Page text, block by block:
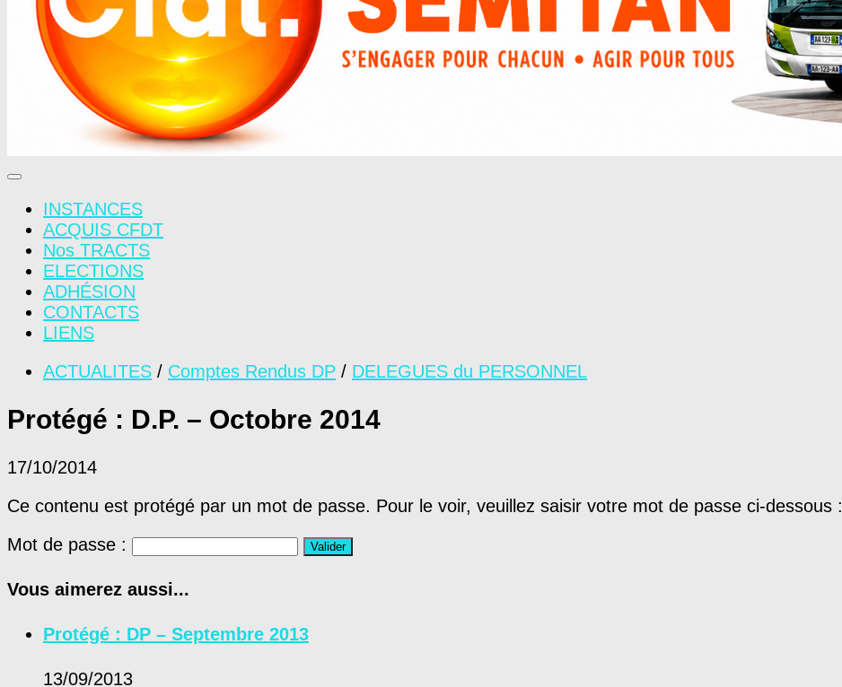
INSTANCES
ACQUIS CFDT
Nos TRACTS
ELECTIONS
ADHÉSION
CONTACTS
LIENS
ACTUALITES / Comptes Rendus DP / DELEGUES du PERSONNEL
Protégé : D.P. – Octobre 2014
17/10/2014
Ce contenu est protégé par un mot de passe. Pour le voir, veuillez saisir votre mot de passe ci-dessous :
Mot de passe :
Vous aimerez aussi...
Protégé : DP – Septembre 2013
13/09/2013